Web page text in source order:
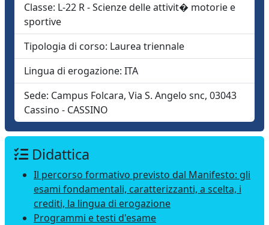
Classe: L-22 R - Scienze delle attivit� motorie e
sportive
Tipologia di corso: Laurea triennale
Lingua di erogazione: ITA
Sede: Campus Folcara, Via S. Angelo snc, 03043
Cassino - CASSINO
Didattica
Il percorso formativo previsto dal Manifesto: gli
esami fondamentali, caratterizzanti, a scelta, i
crediti, la lingua di erogazione
Programmi e testi d'esame